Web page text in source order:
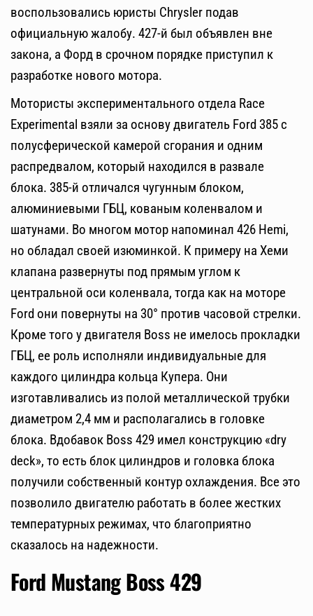
воспользовались юристы Chrysler подав
официальную жалобу. 427-й был объявлен вне
закона, а Форд в срочном порядке приступил к
разработке нового мотора.
Мотористы экспериментального отдела Race
Experimental взяли за основу двигатель Ford 385 с
полусферической камерой сгорания и одним
распредвалом, который находился в развале
блока. 385-й отличался чугунным блоком,
алюминиевыми ГБЦ, кованым коленвалом и
шатунами. Во многом мотор напоминал 426 Hemi,
но обладал своей изюминкой. К примеру на Хеми
клапана развернуты под прямым углом к
центральной оси коленвала, тогда как на моторе
Ford они повернуты на 30° против часовой стрелки.
Кроме того у двигателя Boss не имелось прокладки
ГБЦ, ее роль исполняли индивидуальные для
каждого цилиндра кольца Купера. Они
изготавливались из полой металлической трубки
диаметром 2,4 мм и располагались в головке
блока. Вдобавок Boss 429 имел конструкцию «dry
deck», то есть блок цилиндров и головка блока
получили собственный контур охлаждения. Все это
позволило двигателю работать в более жестких
температурных режимах, что благоприятно
сказалось на надежности.
Ford Mustang Boss 429